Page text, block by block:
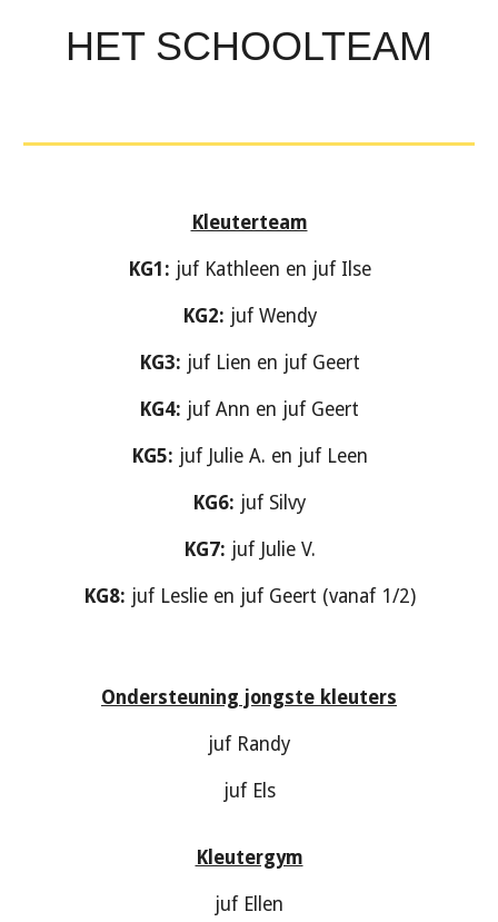
HET SCHOOLTEAM
Kleuterteam
KG1: juf Kathleen en juf Ilse
KG2: juf Wendy
KG3: juf Lien en juf Geert
KG4: juf Ann en juf Geert
KG5: juf Julie A. en juf Leen
KG6: juf Silvy
KG7: juf Julie V.
KG8: juf Leslie en juf Geert (vanaf 1/2)
Ondersteuning jongste kleuters
juf Randy
juf Els
Kleutergym
juf Ellen